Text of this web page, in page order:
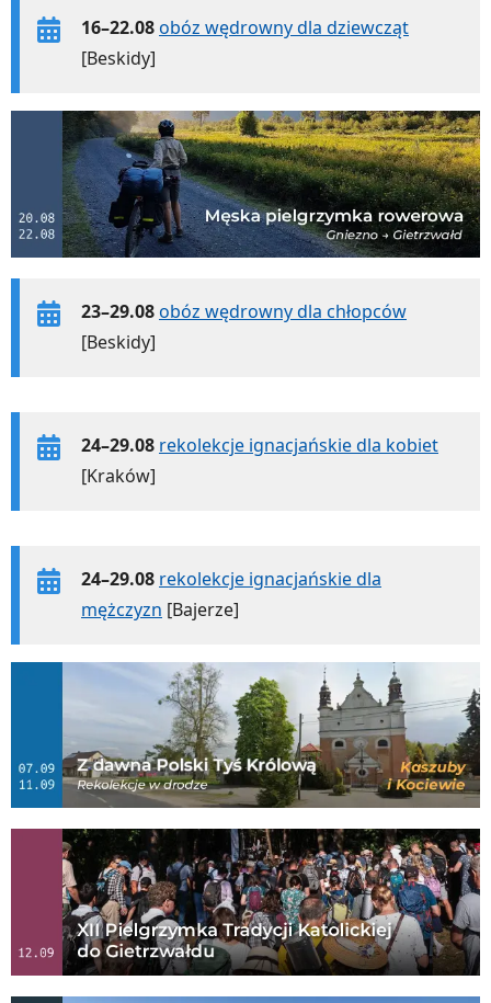
16–22.08obóz wędrowny dla dziewcząt
[Beskidy]
23–29.08obóz wędrowny dla chłopców
[Beskidy]
24–29.08 rekolekcje ignacjańskie dla kobiet
[Kraków]
24–29.08 rekolekcje ignacjańskie dla
mężczyzn [Bajerze]